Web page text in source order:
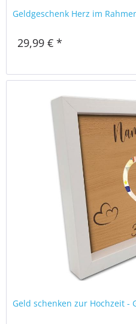
Geldgeschenk Herz im
29,99 € *
Geld schenken zur Hochzeit -